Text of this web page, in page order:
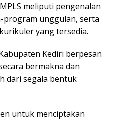
meliputi pengenalan
program unggulan, serta
yang tersedia.
Kediri berpesan
bermakna dan
dari segala bentuk
untuk menciptakan